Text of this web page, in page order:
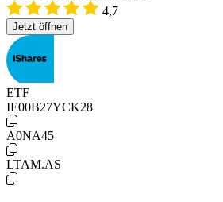
4,7
Jetzt öffnen
ETF
IE00B27YCK28
A0NA45
LTAM.AS